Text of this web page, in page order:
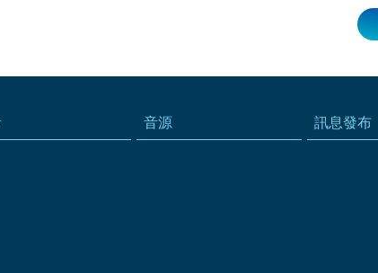
音源 訊息發布